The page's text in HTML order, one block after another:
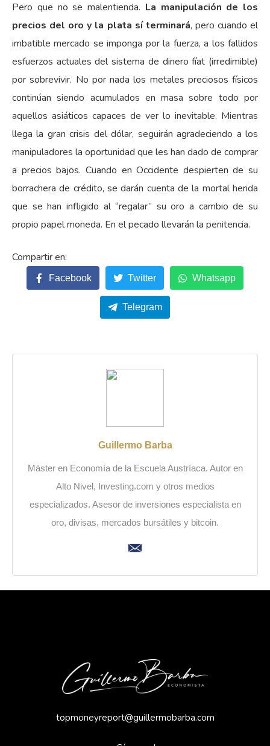
Pero que no se malentienda. La manipulación de los
precios del oro y la plata sí terminará, pero cuando el
imbatible mercado se imponga por la fuerza, a los fallidos
esfuerzos actuales del sistema de dinero fíat (irredimible)
por sobrevivir. No por nada los metales preciosos físicos
continúan siendo acumulados en masa sobre todo por
aquellos asiáticos capaces de ver lo inevitable. Mientras
llega la gran crisis del dólar, seguirán agradeciendo a los
manipuladores la oportunidad que les han dado de comprar
a precios bajos. Cuando en Occidente despierten de su
borrachera de crédito, se darán cuenta de la mortal herida
que se han infligido al “regalar” su oro a cambio de su
propio papel moneda. En el pecado llevarán la penitencia.
Facebook Twitter Whatsapp
Telegram
Guillermo Barba
Máster en Economía de la Escuela Austríaca. Autor en
Alto Nivel, Investing.com y otros medios
especializados. Asesor de inversiones especialista en
oro, divisas, mercados bursátiles y bitcoin.
topmoneyreport@guillermobarba.com